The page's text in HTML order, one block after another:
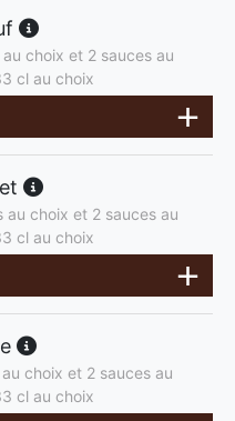
choix et 2 sauces au
cl au choix
choix et 2 sauces au
cl au choix
choix et 2 sauces au
cl au choix